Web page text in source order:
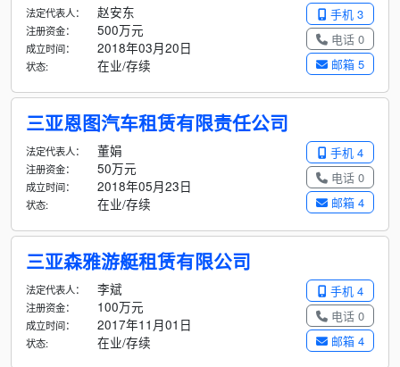
手机 3
电话 0
邮箱 5
法定代表人： 赵安东
注册资金： 500万元
成立时间： 2018年03月20日
状态: 在业/存续
三亚恩图汽车租赁有限责任公司
手机 4
电话 0
邮箱 4
法定代表人： 董娟
注册资金： 50万元
成立时间： 2018年05月23日
状态: 在业/存续
三亚森雅游艇租赁有限公司
手机 4
电话 0
邮箱 4
法定代表人： 李斌
注册资金： 100万元
成立时间： 2017年11月01日
状态: 在业/存续